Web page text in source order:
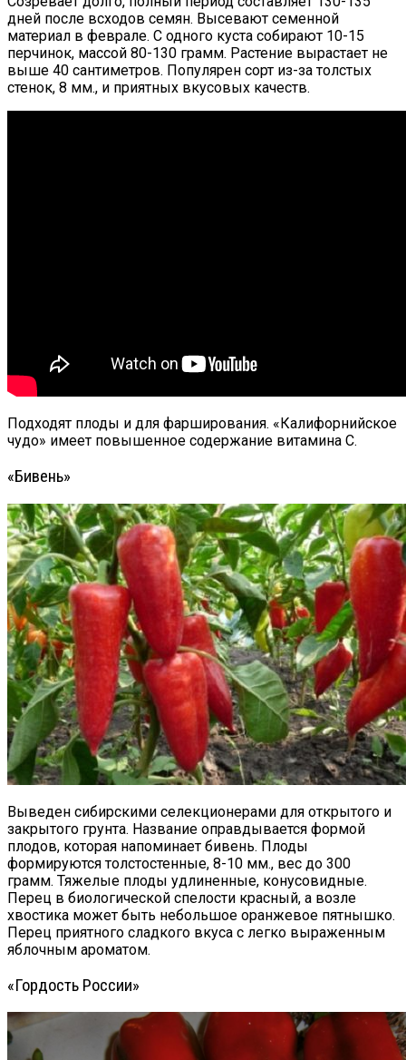
дней после всходов семян. Высевают семенной
материал в феврале. С одного куста собирают 10-15
перчинок, массой 80-130 грамм. Растение вырастает не
выше 40 сантиметров. Популярен сорт из-за толстых
стенок, 8 мм., и приятных вкусовых качеств.
Подходят плоды и для фарширования. «Калифорнийское
чудо» имеет повышенное содержание витамина С.
«Бивень»
Выведен сибирскими селекционерами для открытого и
закрытого грунта. Название оправдывается формой
плодов, которая напоминает бивень. Плоды
формируются толстостенные, 8-10 мм., вес до 300
грамм. Тяжелые плоды удлиненные, конусовидные.
Перец в биологической спелости красный, а возле
хвостика может быть небольшое оранжевое пятнышко.
Перец приятного сладкого вкуса с легко выраженным
яблочным ароматом.
«Гордость России»